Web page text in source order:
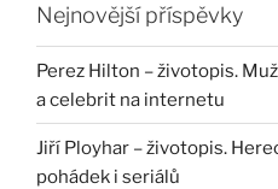
Nejnovější příspěvky
Perez Hilton – životopis.
a celebrit na internetu
Jiří Ployhar – životopis.
pohádek i seriálů